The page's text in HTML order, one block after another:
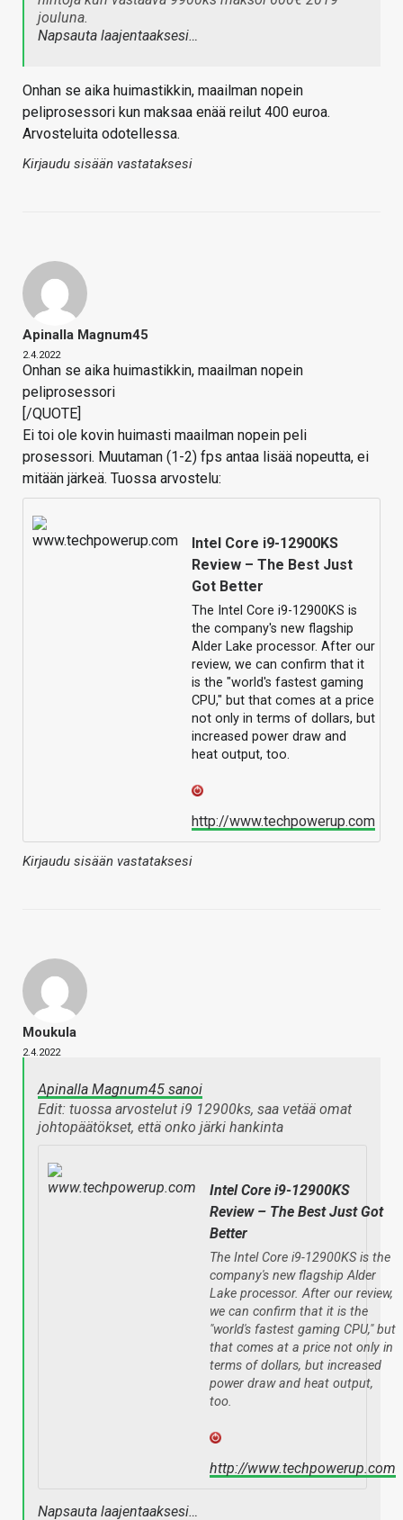
jouluna.
Napsauta laajentaaksesi…
Onhan se aika huimastikkin, maailman nopein
peliprosessori kun maksaa enää reilut 400 euroa.
Arvosteluita odotellessa.
Kirjaudu sisään vastataksesi
Apinalla Magnum45
2.4.2022
Onhan se aika huimastikkin, maailman nopein
peliprosessori
[/QUOTE]
Ei toi ole kovin huimasti maailman nopein peli
prosessori. Muutaman (1-2) fps antaa lisää nopeutta, ei
mitään järkeä. Tuossa arvostelu:
Intel Core i9-12900KS
Review – The Best Just
Got Better
The Intel Core i9-12900KS is
the company's new flagship
Alder Lake processor. After our
review, we can confirm that it
is the "world's fastest gaming
CPU," but that comes at a price
not only in terms of dollars, but
increased power draw and
heat output, too.
http://www.techpowerup.com
Kirjaudu sisään vastataksesi
Moukula
2.4.2022
Apinalla Magnum45 sanoi
Edit: tuossa arvostelut i9 12900ks, saa vetää omat
johtopäätökset, että onko järki hankinta
Intel Core i9-12900KS
Review – The Best Just Got
Better
The Intel Core i9-12900KS is the
company's new flagship Alder
Lake processor. After our review,
we can confirm that it is the
"world's fastest gaming CPU," but
that comes at a price not only in
terms of dollars, but increased
power draw and heat output,
too.
http://www.techpowerup.com
Napsauta laajentaaksesi…